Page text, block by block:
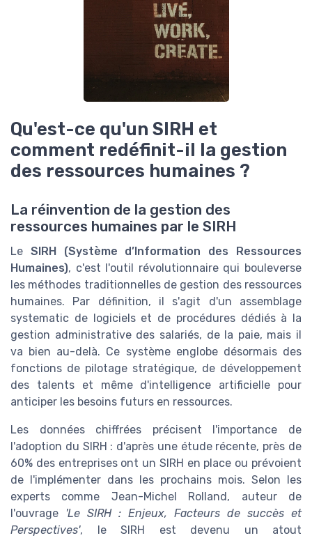
Qu'est-ce qu'un SIRH et
comment redéfinit-il la gestion
des ressources humaines ?
La réinvention de la gestion des
ressources humaines par le SIRH
Le SIRH (Système d’Information des Ressources
Humaines), c'est l'outil révolutionnaire qui bouleverse
les méthodes traditionnelles de gestion des ressources
humaines. Par définition, il s'agit d'un assemblage
systematic de logiciels et de procédures dédiés à la
gestion administrative des salariés, de la paie, mais il
va bien au-delà. Ce système englobe désormais des
fonctions de pilotage stratégique, de développement
des talents et même d'intelligence artificielle pour
anticiper les besoins futurs en ressources.
Les données chiffrées précisent l'importance de
l'adoption du SIRH : d'après une étude récente, près de
60% des entreprises ont un SIRH en place ou prévoient
de l'implémenter dans les prochains mois. Selon les
experts comme Jean-Michel Rolland, auteur de
l'ouvrage
'Le SIRH : Enjeux, Facteurs de succès et
Perspectives', le SIRH est devenu un atout